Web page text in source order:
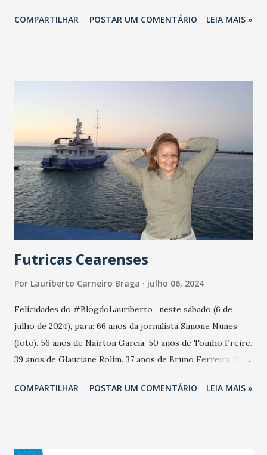
uma unanimidade, o Chocolate é um dos maiores casos de
Segundo especialistas, as substâncias em sua composição,
como a teobromina e a feniletilamina, podem estimular o
cérebro, proporcionando sensação de prazer e bem-estar.
É desse modo que muitas pessoas associam o chocolate ao
conforto emocional e prazer, vivência que pode ser
reforçada por experiências pessoais e culturais. Muito
especial é a colocação da nutricionista Renata Oliveira
sobre o prazer e bem-estar promovido pela...
COMPARTILHAR POSTAR UM COMENTÁRIO LEIA MAIS »
Futricas Cearenses
Por Lauriberto Carneiro Braga julho 06, 2024
Felicidades do #BlogdoLauriberto , neste sábado (6 de
julho de 2024), para: 66 anos da jornalista Simone Nunes
(foto). 56 anos de Nairton Garcia. 50 anos de Toinho Freire.
39 anos de Glauciane Rolim. 37 anos de Bruno Ferreira. 29
COMPARTILHAR POSTAR UM COMENTÁRIO LEIA MAIS »